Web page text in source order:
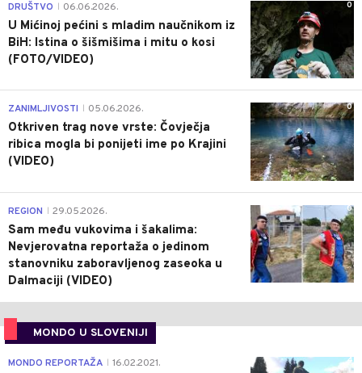
0
DRUŠTVO 06.06.2026.
U Mićinoj pećini s mladim naučnikom iz
BiH: Istina o šišmišima i mitu o kosi
(FOTO/VIDEO)
0
ZANIMLJIVOSTI 05.06.2026.
Otkriven trag nove vrste: Čovječja
ribica mogla bi ponijeti ime po Krajini
(VIDEO)
0
REGION 29.05.2026.
Sam među vukovima i šakalima:
Nevjerovatna reportaža o jedinom
stanovniku zaboravljenog zaseoka u
Dalmaciji (VIDEO)
MONDO U SLOVENIJI
4
MONDO REPORTAŽA 16.02.2021.